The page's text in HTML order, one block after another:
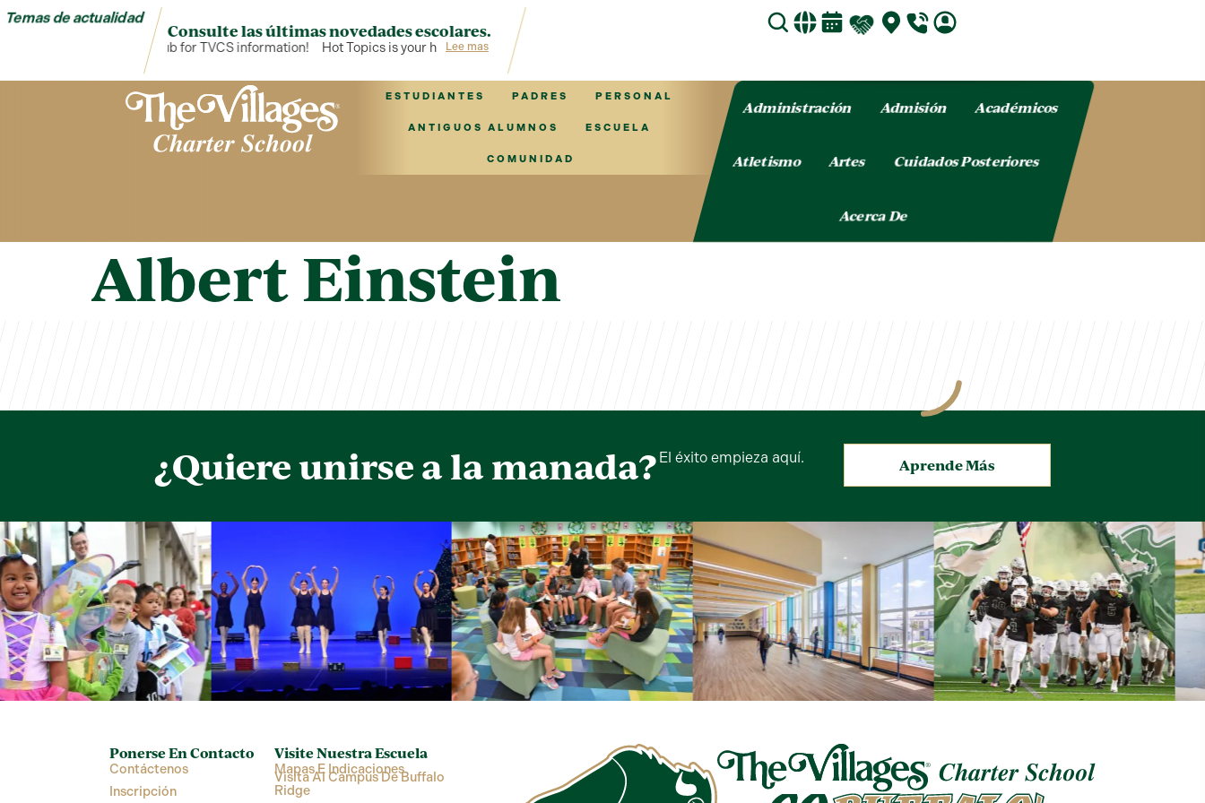
Temas de actualidad
Consulte las últimas novedades escolares.
Hot Topics is your hub for TVCS information! Hot Topics is your hub for TVCS information!
Lee mas
ESTUDIANTES PADRES PERSONAL
ANTIGUOS ALUMNOS ESCUELA
COMUNIDAD
Administración Admisión Académicos
Atletismo Artes Cuidados Posteriores
Acerca De
Albert Einstein
¿Quiere unirse a la manada? El éxito empieza aquí. Aprende Más
Ponerse En Contacto
Contáctenos
Inscripción
Visite Nuestra Escuela
Mapas E Indicaciones
Visita Al Campus De Buffalo
Ridge